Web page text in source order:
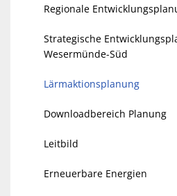
Regionale
Strategische
Wesermünde-Süd
Lärmaktionsplanung
Downloadbereich Planung
Leitbild
Erneuerbare Energien